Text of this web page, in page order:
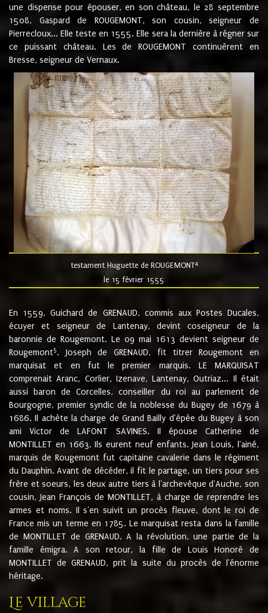
une dispense pour épouser, en son château, le 28 septembre
1508, Gaspard de ROUGEMONT, son cousin, seigneur de
Pierrecloux... Elle teste en 1555. Elle sera la dernière à régner sur
ce puissant château. Les de ROUGEMONT continuèrent en
Bresse, seigneur de Vernaux.
testament Huguette de ROUGEMONT4
le 15 février 1555
En 1559, Guichard de GRENAUD, commis aux Postes Ducales,
écuyer et seigneur de Lantenay, devint coseigneur de la
baronnie de Rougemont. Le 09 mai 1613 devient seigneur de
Rougemont5. Joseph de GRENAUD, fit titrer Rougemont en
marquisat et en fut le premier marquis. LE MARQUISAT
comprenait Aranc, Corlier, Izenave, Lantenay, Outriaz... Il était
aussi baron de Corcelles, conseiller du roi au parlement de
Bourgogne, premier syndic de la noblesse du Bugey de 1679 à
1686. Il achète la charge de Grand Bailly d'épée du Bugey à son
ami Victor de LAFONT SAVINES. Il épouse Catherine de
MONTILLET en 1663. Ils eurent neuf enfants. Jean Louis, l'ainé,
marquis de Rougemont fut capitaine cavalerie dans le régiment
du Dauphin. Avant de décéder, il fit le partage, un tiers pour ses
frère et soeurs, les deux autre tiers à l'archevêque d'Auche, son
cousin, Jean François de MONTILLET, à charge de reprendre les
armes et noms. Il s'en suivit un procès fleuve, dont le roi de
France mis un terme en 1785. Le marquisat resta dans la famille
de MONTILLET de GRENAUD. A la révolution, une partie de la
famille émigra. A son retour, la fille de Louis Honoré de
MONTILLET de GRENAUD, prit la suite du procès de l'énorme
héritage.
Le village